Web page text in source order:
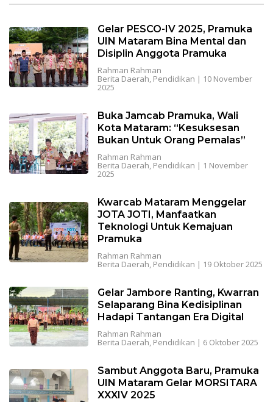
Gelar PESCO-IV 2025, Pramuka
UIN Mataram Bina Mental dan
Disiplin Anggota Pramuka
Rahman Rahman
Berita Daerah Pendidikan | 10 November
2025
Buka Jamcab Pramuka, Wali
Kota Mataram: “Kesuksesan
Bukan Untuk Orang Pemalas”
Rahman Rahman
Berita Daerah Pendidikan | 1 November
2025
Kwarcab Mataram Menggelar
JOTA JOTI, Manfaatkan
Teknologi Untuk Kemajuan
Pramuka
Rahman Rahman
Berita Daerah Pendidikan | 19 Oktober 2025
Gelar Jambore Ranting, Kwarran
Selaparang Bina Kedisiplinan
Hadapi Tantangan Era Digital
Rahman Rahman
Berita Daerah, Pendidikan | 6 Oktober 2025
Sambut Anggota Baru, Pramuka
UIN Mataram Gelar MORSITARA
XXXIV 2025